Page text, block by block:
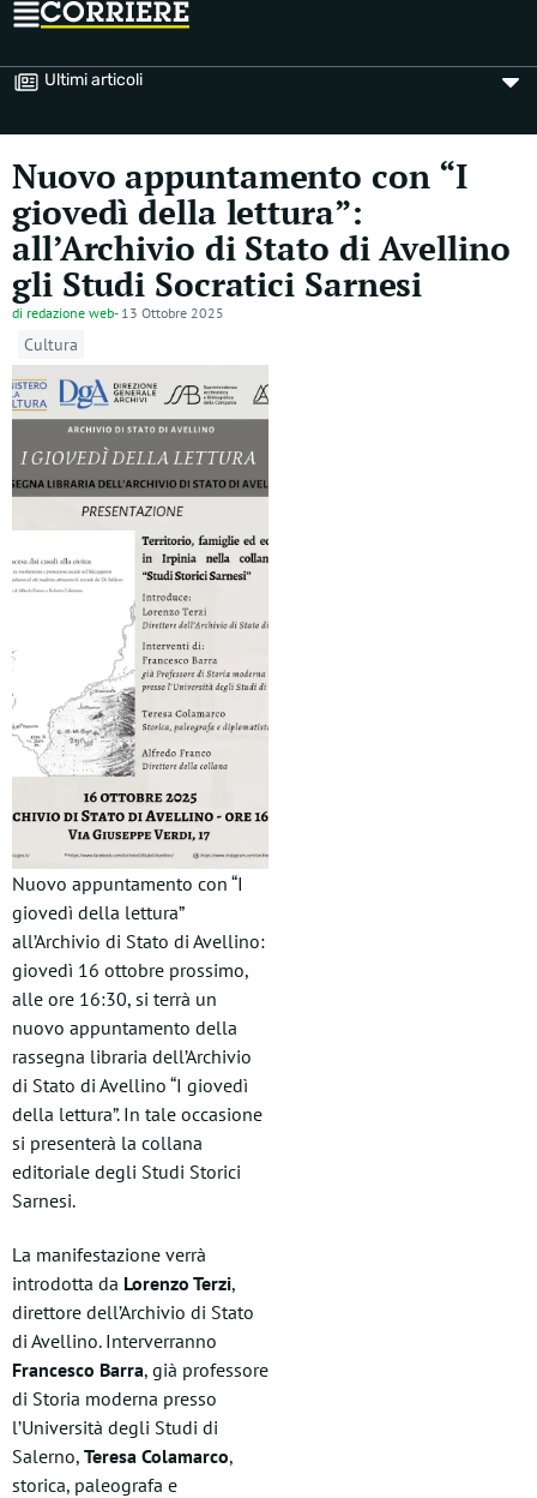
Ultimi articoli
Nuovo appuntamento con “I
giovedì della lettura”:
all’Archivio di Stato di Avellino
gli Studi Socratici Sarnesi
di redazione web- 13 Ottobre 2025
Cultura
Nuovo appuntamento con “I
giovedì della lettura”
all’Archivio di Stato di Avellino:
giovedì 16 ottobre prossimo,
alle ore 16:30, si terrà un
nuovo appuntamento della
rassegna libraria dell’Archivio
di Stato di Avellino “I giovedì
della lettura”. In tale occasione
si presenterà la collana
editoriale degli Studi Storici
Sarnesi.
La manifestazione verrà
introdotta da Lorenzo Terzi,
direttore dell’Archivio di Stato
di Avellino. Interverranno
Francesco Barra, già professore
di Storia moderna presso
l’Università degli Studi di
Salerno, Teresa Colamarco,
storica, paleografa e